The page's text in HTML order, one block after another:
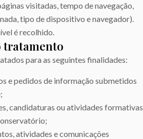
visitadas, tempo de navegação,
tipo de dispositivo e navegador).
é recolhido.
tratamento
para as seguintes finalidades:
e pedidos de informação submetidos
candidaturas ou atividades formativas
atividades e comunicações